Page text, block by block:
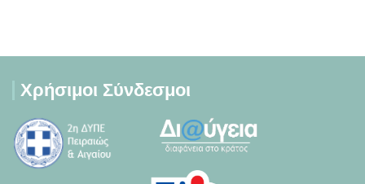
Χρήσιμοι Σύνδεσμοι